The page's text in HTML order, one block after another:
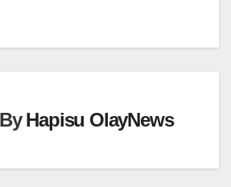
ByHapisu OlayNews